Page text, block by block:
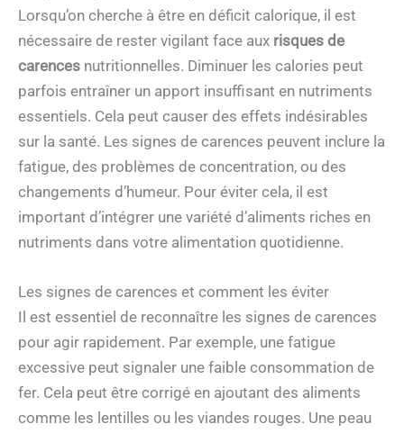
Lorsqu’on cherche à être en déficit calorique, il est
nécessaire de rester vigilant face aux risques de
carences nutritionnelles. Diminuer les calories peut
parfois entraîner un apport insuffisant en nutriments
essentiels. Cela peut causer des effets indésirables
sur la santé. Les signes de carences peuvent inclure la
fatigue, des problèmes de concentration, ou des
changements d’humeur. Pour éviter cela, il est
important d’intégrer une variété d’aliments riches en
nutriments dans votre alimentation quotidienne.
Les signes de carences et comment les éviter
Il est essentiel de reconnaître les signes de carences
pour agir rapidement. Par exemple, une fatigue
excessive peut signaler une faible consommation de
fer. Cela peut être corrigé en ajoutant des aliments
comme les lentilles ou les viandes rouges. Une peau